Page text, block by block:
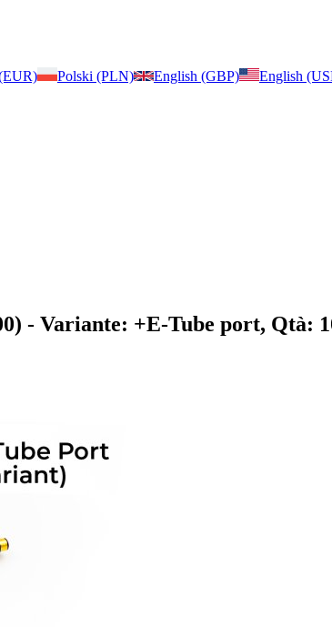
Polski (PLN) English (GBP)
English
- Variante: +E-Tube port, Qtà: